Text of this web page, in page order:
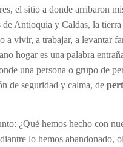
el sitio a donde arribaron
de Antioquia y Caldas, la
a vivir, a trabajar, a levantar
hogar es una palabra
una persona o grupo de
de seguridad y calma, de
¿Qué hemos hecho con
lo hemos abandonado,